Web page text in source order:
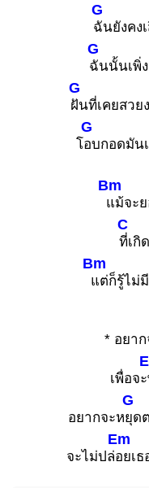
G
ฉันยังคง
G
ฉันนั้นเพิ่ง
G
ฝันที่เคยสวย
โ
G
อบกอดมัน
Bm
แม้จะ
C
ที่เกิ
Bm
แต่ก็รู้ไม่
* อยาก
เพื่อจะ
อยากจะห
G
ยุด
จะไม่ปล่
Em
อยเ